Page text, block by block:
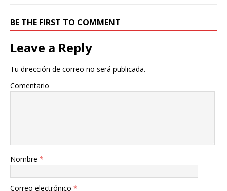
BE THE FIRST TO COMMENT
Leave a Reply
Tu dirección de correo no será publicada.
Comentario
Nombre *
Correo electrónico *